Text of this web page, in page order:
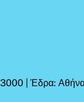
| Έδρα: Αθήνα,